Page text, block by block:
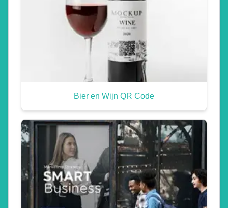
Bier en Wijn QR Code